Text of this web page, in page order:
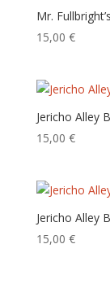
Mr.
15,00 €
Jericho Alley
15,00 €
Jericho Alley
15,00 €